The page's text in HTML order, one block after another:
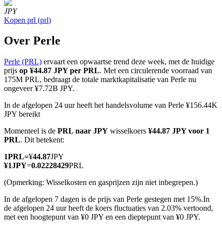
COIN-M-futures
Cryptocurrency-futures
TradFi
Derivaten voor aandelen, forex, edelmetalen en grondstoffen
JPY
Kopen prl (prl)
Over Perle
Perle (PRL) ervaart een opwaartse trend deze week, met de huidige
prijs op ¥44.87 JPY per PRL. Met een circulerende voorraad van
175M PRL, bedraagt de totale marktkapitalisatie van Perle nu
ongeveer ¥7.72B JPY.
In de afgelopen 24 uur heeft het handelsvolume van Perle ¥156.44K
JPY bereikt
Momenteel is de PRL naar JPY wisselkoers ¥44.87 JPY voor 1
PRL. Dit betekent:
1PRL=¥44.87JPY
¥1JPY=0.02228429PRL
(Opmerking: Wisselkosten en gasprijzen zijn niet inbegrepen.)
In de afgelopen 7 dagen is de prijs van Perle gestegen met 15%.In
de afgelopen 24 uur heeft de koers fluctuaties van 2.03% vertoond,
met een hoogtepunt van ¥0 JPY en een dieptepunt van ¥0 JPY.